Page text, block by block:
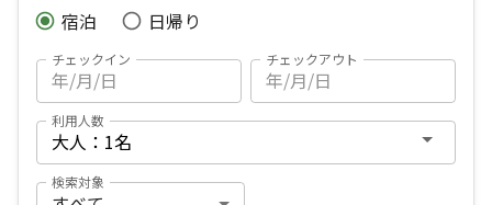
宿泊 日帰り
チェックイン チェックアウト
利用人数
検索対象